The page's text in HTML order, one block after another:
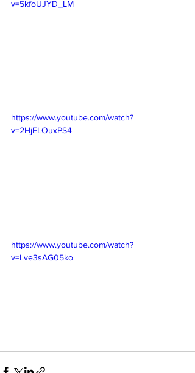
v=5kfoUJYD_LM
https://www.youtube.com/watch?
v=2HjELOuxPS4
https://www.youtube.com/watch?
v=Lve3sAG05ko